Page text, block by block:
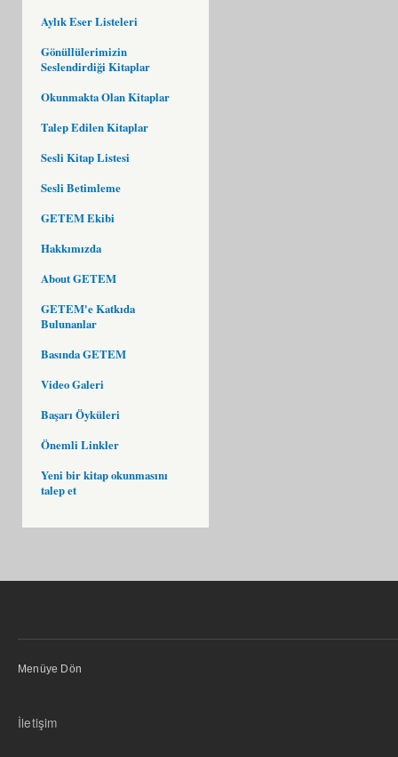
Aylık Eser Listeleri
Gönüllülerimizin
Seslendirdiği Kitaplar
Okunmakta Olan Kitaplar
Talep Edilen Kitaplar
Sesli Kitap Listesi
Sesli Betimleme
GETEM Ekibi
Hakkımızda
About GETEM
GETEM'e Katkıda
Bulunanlar
Basında GETEM
Video Galeri
Başarı Öyküleri
Önemli Linkler
Yeni bir kitap okunmasını
talep et
Menüye Dön
İletişim